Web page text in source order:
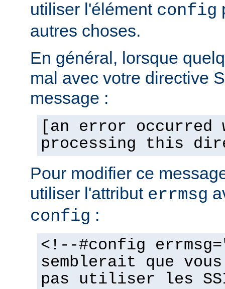
utiliser l'élément config
autres choses.
En général, lorsque
mal avec votre directive
message :
[an error occurred
processing this
Pour modifier ce
utiliser l'attribut errmsg
config :
<!--#config
semblerait que
pas utiliser les